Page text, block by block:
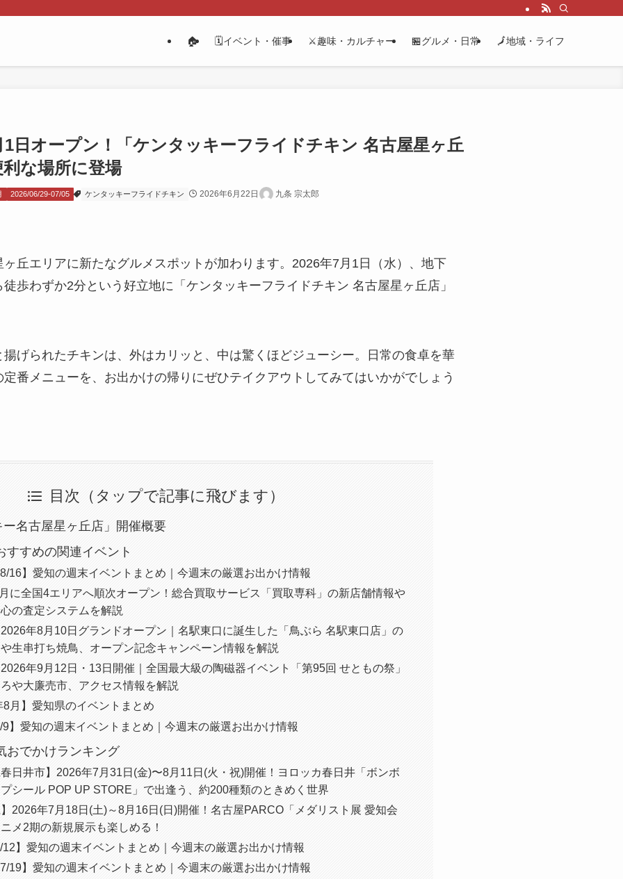
🏠 🗓️イベント・催事 ⚔️趣味・カルチャー 🏪グルメ・日常 🗾地域・ライフ
1日オープン！「ケンタッキーフライドチキン 名古屋星ヶ丘
な場所に登場
2026/06/29-07/05 ケンタッキーフライドチキン 2026年6月22日 九条 宗太郎
丘エリアに新たなグルメスポットが加わります。2026年7月1日（水）、地下
歩わずか2分という好立地に「ケンタッキーフライドチキン 名古屋星ヶ丘店」
げられたチキンは、外はカリッと、中は驚くほどジューシー。日常の食卓を華
番メニューを、お出かけの帰りにぜひテイクアウトしてみてはいかがでしょう
目次（タップで記事に飛びます）
名古屋星ヶ丘店」開催概要
すすめの関連イベント
16】愛知の週末イベントまとめ｜今週末の厳選お出かけ情報
に全国4エリアへ順次オープン！総合買取サービス「買取専科」の新店舗情報や
の査定システムを解説
年8月10日グランドオープン｜名駅東口に誕生した「鳥ぶら 名駅東口店」の
生串打ち焼鳥、オープン記念キャンペーン情報を解説
年9月12日・13日開催｜全国最大級の陶磁器イベント「第95回 せともの祭」
や大廉売市、アクセス情報を解説
8月】愛知県のイベントまとめ
9】愛知の週末イベントまとめ｜今週末の厳選お出かけ情報
おでかけランキング
日井市】2026年7月31日(金)〜8月11日(火・祝)開催！ヨロッカ春日井「ボンボ
シール POP UP STORE」で出逢う、約200種類のときめく世界
2026年7月18日(土)～8月16日(日)開催！名古屋PARCO「メダリスト展 愛知会
メ2期の新規展示も楽しめる！
12】愛知の週末イベントまとめ｜今週末の厳選お出かけ情報
19】愛知の週末イベントまとめ｜今週末の厳選お出かけ情報